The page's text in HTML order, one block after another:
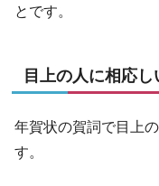
とです。
目上の人に相応し
年賀状の賀詞で目上
す。